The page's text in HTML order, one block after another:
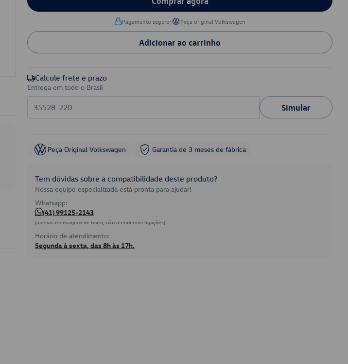
Pagamento seguro• Peça original Volkswagen
Adicionar ao carrinho
Calcule frete e prazo
Entrega em todo o Brasil
Simular
Peça Original Volkswagen Garantia de 3 meses de fábrica
Tem dúvidas sobre a compatibilidade deste produto?
Nossa equipe especializada está pronta para ajudar!
Whatsapp:
(41) 99125-2143
(apenas mensagens de texto, não atendemos ligações)
Horário de atendimento:
Segunda à sexta, das 8h às 17h.